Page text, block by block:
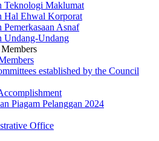
Teknologi Maklumat
Hal Ehwal Korporat
Pemerkasaan Asnaf
Undang-Undang
established by the Council
Piagam Pelanggan 2024
Office